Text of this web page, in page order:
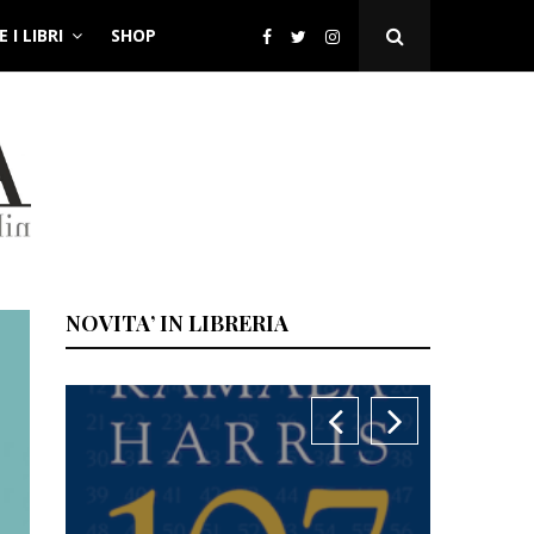
I LIBRI SHOP
Open
Search
NOVITA’ IN LIBRERIA